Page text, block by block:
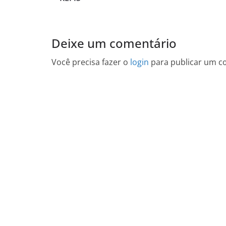
Deixe um comentário
Você precisa fazer o login para publicar um